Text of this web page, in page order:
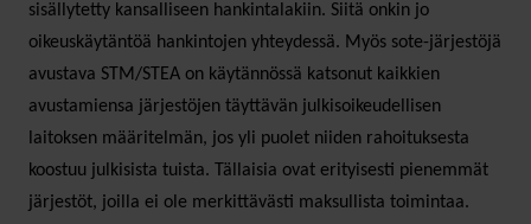
sisällytetty kansalliseen hankintalakiin. Siitä onkin jo
oikeuskäytäntöä hankintojen yhteydessä. Myös sote-järjestöjä
avustava STM/STEA on käytännössä katsonut kaikkien
avustamiensa järjestöjen täyttävän julkisoikeudellisen
laitoksen määritelmän, jos yli puolet niiden rahoituksesta
koostuu julkisista tuista. Tällaisia ovat erityisesti pienemmät
järjestöt, joilla ei ole merkittävästi maksullista toimintaa.